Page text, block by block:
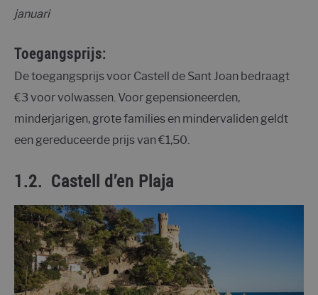
januari
Toegangsprijs:
De toegangsprijs voor Castell de Sant Joan bedraagt
€3 voor volwassen. Voor gepensioneerden,
minderjarigen, grote families en mindervaliden geldt
een gereduceerde prijs van €1,50.
1.2. Castell d’en Plaja